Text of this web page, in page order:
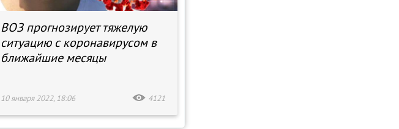
ВОЗ прогнозирует тяжелую
ситуацию с коронавирусом в
ближайшие месяцы
10 января 2022, 18:06 4121